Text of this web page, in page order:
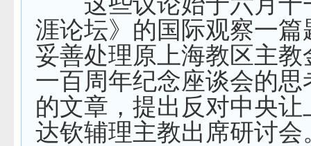
涯论坛》的国际观察一篇
妥善处理原上海教区主教
一百周年纪念座谈会的思
的文章，提出反对中央让
达钦辅理主教出席研讨会